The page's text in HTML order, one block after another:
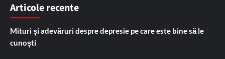
Articole recente
Mituri și adevăruri despre depresie pe care este bine să le
cunoști